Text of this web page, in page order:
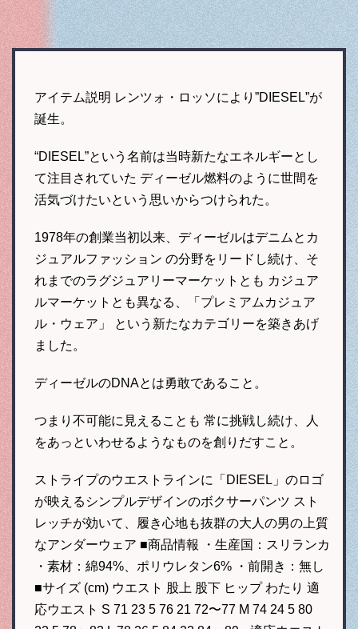
アイテム説明 レンツォ・ロッソにより”DIESEL”が
誕生。
“DIESEL”という名前は当時新たなエネルギーとし
て注目されていた ディーゼル燃料のように世間を
活気づけたいという思いからつけられた。
1978年の創業当初以来、ディーゼルはデニムとカ
ジュアルファッション の分野をリードし続け、そ
れまでのラグジュアリーマーケットとも カジュア
ルマーケットとも異なる、「プレミアムカジュア
ル・ウェア」 という新たなカテゴリーを築きあげ
ました。
ディーゼルのDNAとは勇敢であること。
つまり不可能に見えることも 常に挑戦し続け、人
をあっといわせるようなものを創りだすこと。
ストライプのウエストラインに「DIESEL」のロゴ
が映えるシンプルデザインのボクサーパンツ スト
レッチが効いて、履き心地も抜群の大人の男の上質
なアンダーウェア ■商品情報 ・生産国：スリランカ
・素材：綿94%、ポリウレタン6% ・前開き：無し
■サイズ (cm) ウエスト 股上 股下 ヒップ わたり 適
応ウエスト S 71 23 5 76 21 72〜77 M 74 24 5 80